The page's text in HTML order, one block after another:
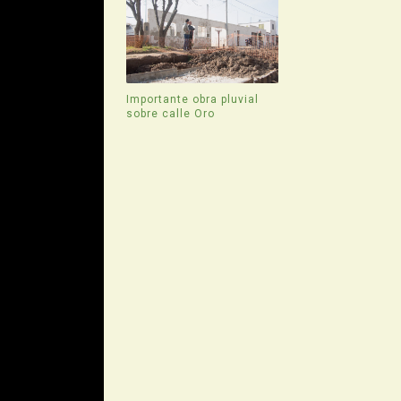
Importante obra pluvial
sobre calle Oro